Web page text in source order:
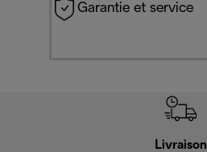
Garantie et service
Livraison